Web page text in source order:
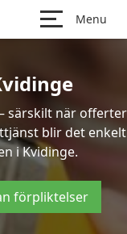
Menu
särskilt när offerter
blir det enkelt
i Kvidinge.
förpliktelser